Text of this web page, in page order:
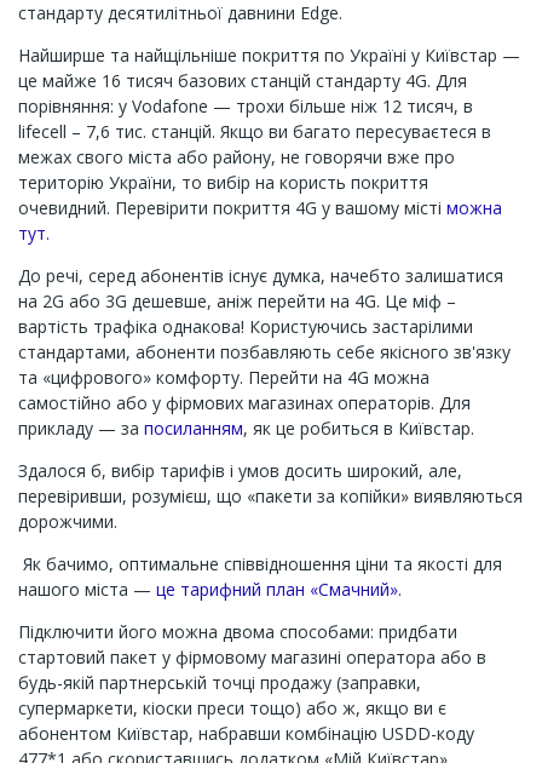
стандарту десятилітньої давнини Edge.
Найширше та найщільніше покриття по Україні у Київстар —
це майже 16 тисяч базових станцій стандарту 4G. Для
порівняння: у Vodafone — трохи більше ніж 12 тисяч, в
lifecell – 7,6 тис. станцій. Якщо ви багато пересуваєтеся в
межах свого міста або району, не говорячи вже про
територію України, то вибір на користь покриття
очевидний. Перевірити покриття 4G у вашому місті можна
тут.
До речі, серед абонентів існує думка, начебто залишатися
на 2G або 3G дешевше, аніж перейти на 4G. Це міф –
вартість трафіка однакова! Користуючись застарілими
стандартами, абоненти позбавляють себе якісного зв'язку
та «цифрового» комфорту. Перейти на 4G можна
самостійно або у фірмових магазинах операторів. Для
прикладу — за посиланням, як це робиться в Київстар.
Здалося б, вибір тарифів і умов досить широкий, але,
перевіривши, розумієш, що «пакети за копійки» виявляються
дорожчими.
Як бачимо, оптимальне співвідношення ціни та якості для
нашого міста — це тарифний план «Смачний».
Підключити його можна двома способами: придбати
стартовий пакет у фірмовому магазині оператора або в
будь-якій партнерській точці продажу (заправки,
супермаркети, кіоски преси тощо) або ж, якщо ви є
абонентом Київстар, набравши комбінацію USDD-коду